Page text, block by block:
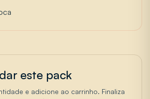
este pack
e adicione ao carrinho. Finaliza